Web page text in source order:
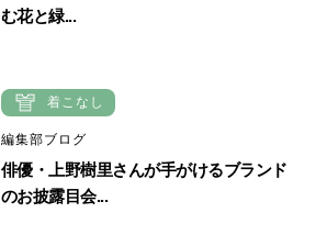
む花と緑...
着こなし
編集部ブログ
俳優・上野樹里さんが手がけるブランド
のお披露目会...